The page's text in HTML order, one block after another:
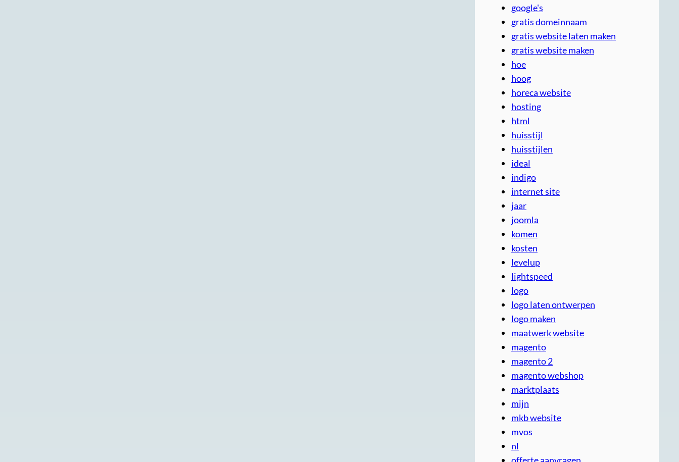
google's
gratis domeinnaam
gratis website laten maken
gratis website maken
hoe
hoog
horeca website
hosting
html
huisstijl
huisstijlen
ideal
indigo
internet site
jaar
joomla
komen
kosten
levelup
lightspeed
logo
logo laten ontwerpen
logo maken
maatwerk website
magento
magento 2
magento webshop
marktplaats
mijn
mkb website
mvos
nl